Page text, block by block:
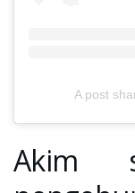
A post
Akim